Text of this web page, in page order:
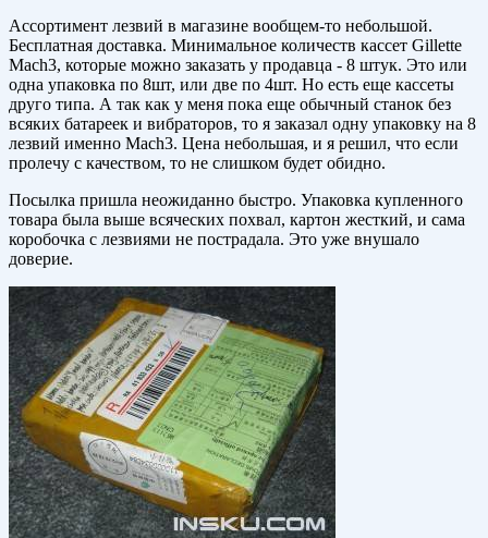
Ассортимент лезвий в магазине вообщем-то небольшой.
Бесплатная доставка. Минимальное количеств кассет Gillette
Mach3, которые можно заказать у продавца - 8 штук. Это или
одна упаковка по 8шт, или две по 4шт. Но есть еще кассеты
друго типа. А так как у меня пока еще обычный станок без
всяких батареек и вибраторов, то я заказал одну упаковку на 8
лезвий именно Mach3. Цена небольшая, и я решил, что если
пролечу с качеством, то не слишком будет обидно.
Посылка пришла неожиданно быстро. Упаковка купленного
товара была выше всяческих похвал, картон жесткий, и сама
коробочка с лезвиями не пострадала. Это уже внушало
доверие.